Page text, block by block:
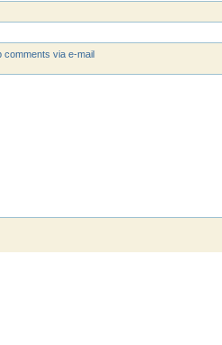
comments via e-mail